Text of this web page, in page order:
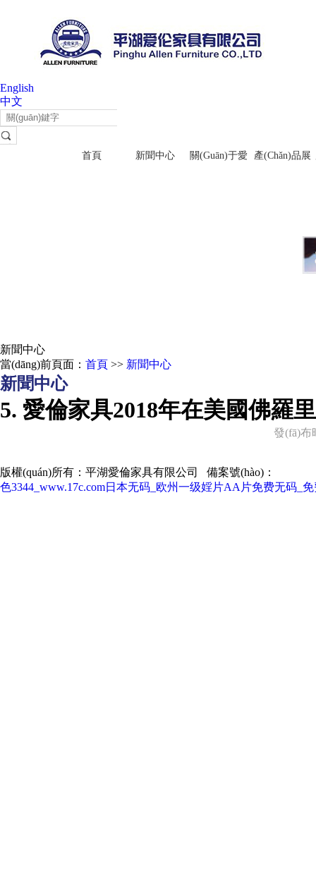
English
中文
首頁 新聞中心 關(guān)于愛 產(chǎn)品展
新聞中心
當(dāng)前頁面： 首頁 >> 新聞中心
新聞中心
5. 愛倫家具2018年在美國佛羅
發(fā)布
版權(quán)所有：平湖愛倫家具有限公司 備案號(hào)：
色3344_www.17c.com日本无码_欧州一级婬片AA片免费无码_